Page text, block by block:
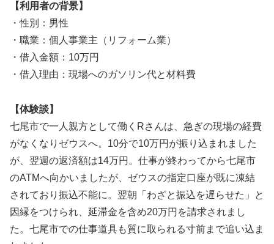
【利用者の背景】
・性別：男性
・職業：個人事業主（リフォーム業）
・借入金額：10万円
・借入理由：現場へのガソリン代と材料費
【体験談】
七尾市で一人親方として働くRさんは、急ぎの現場の経費
がなくなりゼウスへ。10分で10万円が振り込まれました
が、翌週の返済額は14万円。仕事が終わってから七尾市
のATMへ向かいましたが、ゼウスの指定口座が既に凍結
されており振込不能に。翌朝「わざと振込を遅らせた」と
因縁をつけられ、延滞金を含め20万円を請求されまし
た。七尾市での仕事道具も質に取られる寸前まで追い込ま